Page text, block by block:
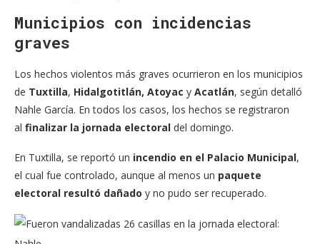
Municipios con incidencias
graves
Los hechos violentos más graves ocurrieron en los municipios
de Tuxtilla, Hidalgotitlán, Atoyac y Acatlán, según detalló
Nahle García. En todos los casos, los hechos se registraron
al finalizar la jornada electoral del domingo.
En Tuxtilla, se reportó un incendio en el Palacio Municipal,
el cual fue controlado, aunque al menos un paquete
electoral resultó dañado y no pudo ser recuperado.